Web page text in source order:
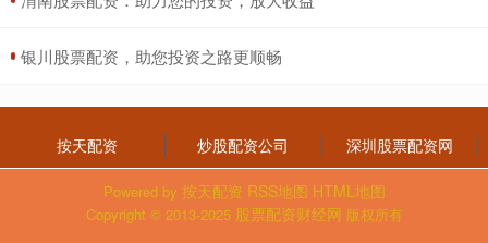
​银川股票配资，助您投资之路更顺畅
按天配资 炒股配资公司 深圳股票配资网
Powered by 按天配资 RSS地图 HTML地图
Copyright © 2013-2025 股票配资财经网 版权所有